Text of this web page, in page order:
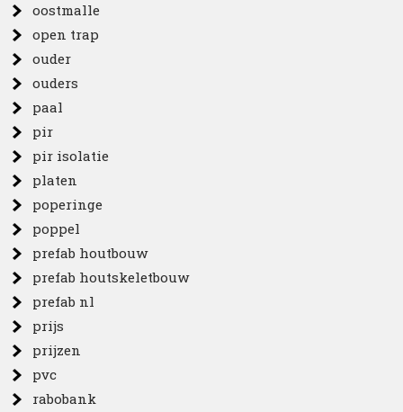
oostmalle
open trap
ouder
ouders
paal
pir
pir isolatie
platen
poperinge
poppel
prefab houtbouw
prefab houtskeletbouw
prefab nl
prijs
prijzen
pvc
rabobank